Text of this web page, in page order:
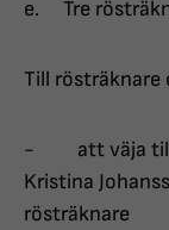
e. Tre
Till rösträknare
- att väja till
Kristina
rösträknare